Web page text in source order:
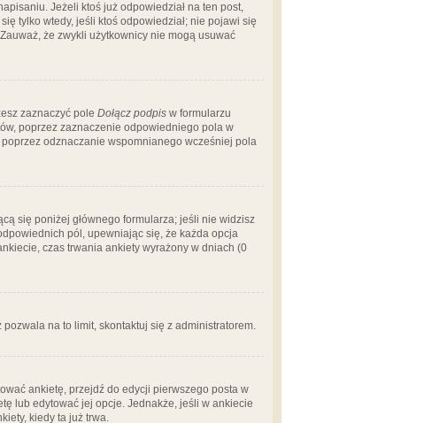
Jeżeli ktoś już odpowiedział na ten post,
tylko wtedy, jeśli ktoś odpowiedział; nie pojawi się
że zwykli użytkownicy nie mogą usuwać
zaznaczyć pole Dołącz podpis w formularzu
poprzez zaznaczenie odpowiedniego pola w
odznaczanie wspomnianego wcześniej pola
się poniżej głównego formularza; jeśli nie widzisz
pól, upewniając się, że każda opcja
czas trwania ankiety wyrażony w dniach (0
na to limit, skontaktuj się z administratorem.
ankietę, przejdź do edycji pierwszego posta w
lub edytować jej opcje. Jednakże, jeśli w ankiecie
kiedy ta już trwa.